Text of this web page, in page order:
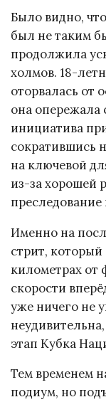
Было видно,
был не таким
продолжила
холмов. 18-
оторвалась от
она опережала
инициатива
сократившись
на ключевой
из-за хорошей
преследование
Именно на
стрит, который
километрах от
скорости
уже ничего не
этап Кубка
Тем временем
подиум, но